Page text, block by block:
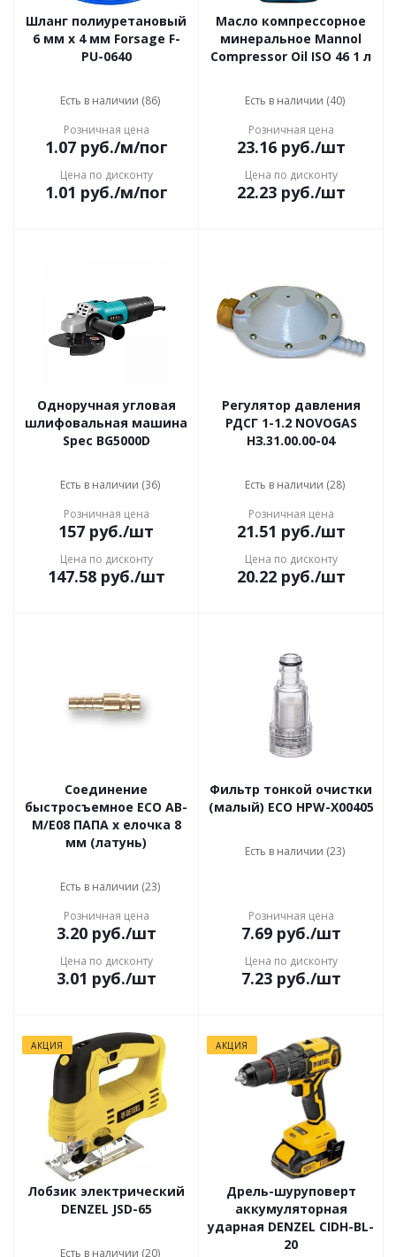
Шланг полиуретановый
6 мм x 4 мм Forsage F-
PU-0640
Есть в наличии (86)
Розничная цена
1.07руб./м/пог
Цена по дисконту
1.01 руб./м/пог
Масло компрессорное
минеральное Mannol
Compressor Oil ISO 46 1 л
Есть в наличии (40)
Розничная цена
23.16руб./шт
Цена по дисконту
22.23руб./шт
Одноручная угловая
шлифовальная машина
Spec BG5000D
Есть в наличии (36)
Розничная цена
157 руб./шт
Цена по дисконту
147.58руб./шт
Регулятор давления
РДСГ 1-1.2 NOVOGAS
НЗ.31.00.00-04
Есть в наличии (28)
Розничная цена
21.51 руб./шт
Цена по дисконту
20.22руб./шт
Соединение
быстросъемное ECO AB-
M/E08 ПАПА х елочка 8
мм (латунь)
Есть в наличии (23)
Розничная цена
3.20руб./шт
Цена по дисконту
3.01 руб./шт
Фильтр тонкой очистки
(малый) ECO HPW-X00405
Есть в наличии (23)
Розничная цена
7.69руб./шт
Цена по дисконту
7.23руб./шт
АКЦИЯ
Лобзик электрический
DENZEL JSD-65
Есть в наличии (20)
АКЦИЯ
Дрель-шуруповерт
аккумуляторная
ударная DENZEL CIDH-BL-
20